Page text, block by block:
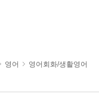
영어 영어회화/생활영어